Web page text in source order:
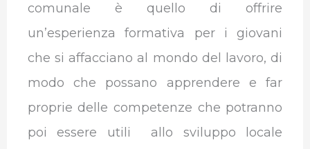
comunale è quello di offrire
un’esperienza formativa per i giovani
che si affacciano al mondo del lavoro, di
modo che possano apprendere e far
proprie delle competenze che potranno
poi essere utili allo sviluppo locale